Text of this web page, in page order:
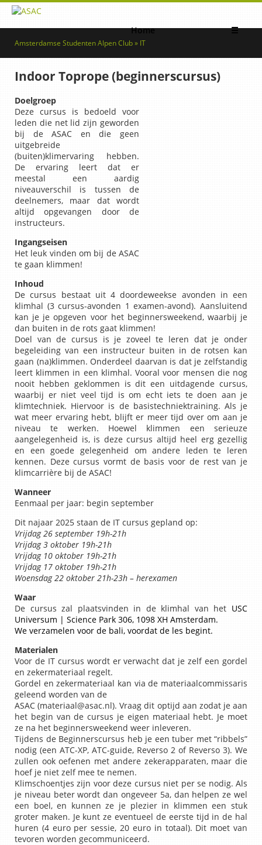
Home ☰
Amsterdamse Studenten Alpen Club » IT
Indoor Toprope (beginnerscursus)
Doelgroep
Deze cursus is bedoeld voor
leden die net lid zijn geworden
bij de ASAC en die geen
uitgebreide
(buiten)klimervaring hebben.
De ervaring leert dat er
meestal een aardig
niveauverschil is tussen de
deelnemers, maar dat wordt
altijd opgevangen door de
instructeurs.
Ingangseisen
Het leuk vinden om bij de ASAC
te gaan klimmen!
Inhoud
De cursus bestaat uit 4 doordeweekse avonden in een
klimhal (3 cursus-avonden 1 examen-avond). Aansluitend
kan je je opgeven voor het beginnersweekend, waarbij je
dan buiten in de rots gaat klimmen!
Doel van de cursus is je zoveel te leren dat je onder
begeleiding van een instructeur buiten in de rotsen kan
gaan (na)klimmen. Onderdeel daarvan is dat je zelfstandig
leert klimmen in een klimhal. Vooral voor mensen die nog
nooit hebben geklommen is dit een uitdagende cursus,
waarbij er niet veel tijd is om echt iets te doen aan je
klimtechniek. Hiervoor is de basistechniektraining. Als je
wat meer ervaring hebt, blijft er meer tijd over om aan je
niveau te werken. Hoewel klimmen een serieuze
aangelegenheid is, is deze cursus altijd heel erg gezellig
en een goede gelegenheid om andere leden te leren
kennen. Deze cursus vormt de basis voor de rest van je
klimcarrière bij de ASAC!
Wanneer
Eenmaal per jaar: begin september
Dit najaar 2025 staan de IT cursus gepland op:
Vrijdag 26 september 19h-21h
Vrijdag 3 oktober 19h-21h
Vrijdag 10 oktober 19h-21h
Vrijdag 17 oktober 19h-21h
Woensdag 22 oktober 21h-23h – herexamen
Waar
De cursus zal plaatsvinden in de klimhal van het USC
Universum | Science Park 306, 1098 XH Amsterdam.
We verzamelen voor de bali, voordat de les begint.
Materialen
Voor de IT cursus wordt er verwacht dat je zelf een gordel
en zekermateriaal regelt.
Gordel en zekermateriaal kan via de materiaalcommissaris
geleend worden van de
ASAC (materiaal@asac.nl). Vraag dit optijd aan zodat je aan
het begin van de cursus je eigen materiaal hebt. Je moet
ze na het beginnersweekend weer inleveren.
Tijdens de Beginnerscursus heb je een tuber met “ribbels”
nodig (een ATC-XP, ATC-guide, Reverso 2 of Reverso 3). We
zullen ook oefenen met andere zekerapparaten, maar die
hoef je niet zelf mee te nemen.
Klimschoentjes zijn voor deze cursus niet per se nodig. Als
je niveau beter wordt dan ongeveer 5a, dan helpen ze wel
een boel, en kunnen ze je plezier in klimmen een stuk
groter maken. Je kunt ze eventueel de eerste tijd in de hal
huren (4 euro per sessie, 20 euro in totaal). Dit moet van
tevoren worden gecommuniceerd.